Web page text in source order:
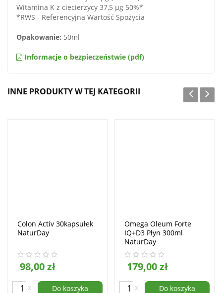
Witamina K z ciecierzycy 37,5 µg 50%*
*RWS - Referencyjna Wartość Spożycia
Opakowanie: 50ml
Informacje o bezpieczeństwie (pdf)
INNE PRODUKTY W TEJ KATEGORII
Colon Activ 30kapsułek
NaturDay
98,00 zł
x Do koszyka
Omega Oleum Forte
IQ+D3 Płyn 300ml
NaturDay
179,00 zł
x Do koszyka